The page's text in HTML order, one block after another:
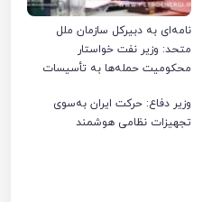
نامه‌ای به دبیرکل سازمان ملل
متحد: وزیر نفت خواستار
محکومیت حمله‌ها به تأسیسات
وزیر دفاع: حرکت ایران به‌سوی
تجهیزات نظامی هوشمند